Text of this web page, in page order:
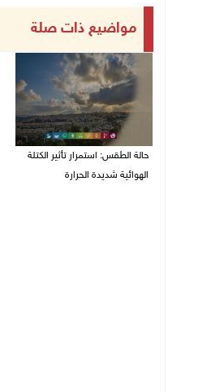
مواضيع ذات صلة
حالة الطقس: استمرار تأثير الكتلة
الهوائية شديدة الحرارة